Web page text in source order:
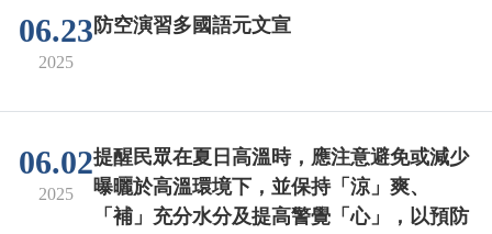
06.23
2025
防空演習多國語元文宣
06.02
2025
提醒民眾在夏日高溫時，應注意避免或減少
曝曬於高溫環境下，並保持「涼」爽、
「補」充分水分及提高警覺「心」，以預防